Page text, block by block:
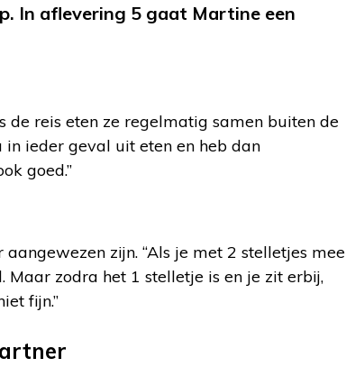
In aflevering 5 gaat Martine een
de reis eten ze regelmatig samen buiten de
in ieder geval uit eten en heb dan
goed.”
zijn. “Als je met 2 stelletjes mee
zodra het 1 stelletje is en je zit erbij,
fijn.”